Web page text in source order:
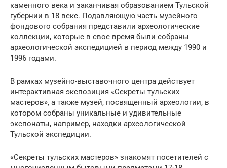
каменного века и заканчивая образованием Тульской
губернии в 18 веке. Подавляющую часть музейного
фондового собрания представили археологические
коллекции, которые в свое время были собраны
археологической экспедицией в период между 1990 и
1996 годами.
В рамках музейно-выставочного центра действует
интерактивная экспозиция «Секреты тульских
мастеров», а также музей, посвященный археологии, в
котором собраны уникальные и удивительные
экспонаты, например, находки археологической
Тульской экспедиции.
«Секреты тульских мастеров» знакомят посетителей с